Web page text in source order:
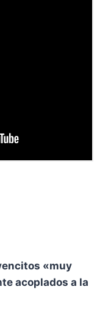
«muy
acoplados a la